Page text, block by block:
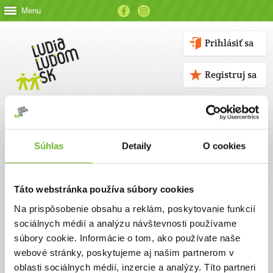
Súhlas Detaily O cookies
Táto webstránka používa súbory cookies
Na prispôsobenie obsahu a reklám, poskytovanie funkcií
sociálnych médií a analýzu návštevnosti používame
súbory cookie. Informácie o tom, ako používate naše
webové stránky, poskytujeme aj našim partnerom v
oblasti sociálnych médií, inzercie a analýzy. Títo partneri
Menu
Prihlásiť sa
Registruj sa
Kontaktné údaje
V prípade akýchkoľvek otázok nás neváhajte kontaktovať
emailom, alebo telefonicky.
ĽUDIA ĽUĎOM, n. o.